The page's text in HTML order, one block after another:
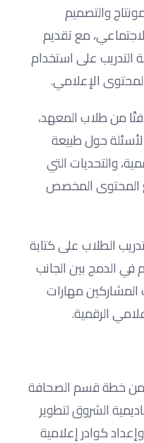
والتصميم
مع تقديم
التدريب على استخدام
الإعلامي.
من طلاب المعهد،
حول طبيعة
والتحديات التي
المحتوى المخصص
الطلاب على كتابة
في الدمج بين الجانب
المشاركين مهارات
الرقمية.
ضمن خطة قسم الصحافة
الشروق لتطوير
كوادر إعلامية